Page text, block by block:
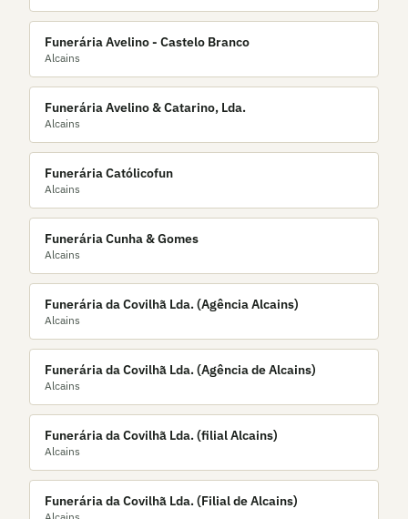
Funerária Avelino - Castelo Branco
Alcains
Funerária Avelino & Catarino, Lda.
Alcains
Funerária Católicofun
Alcains
Funerária Cunha & Gomes
Alcains
Funerária da Covilhã Lda. (Agência Alcains)
Alcains
Funerária da Covilhã Lda. (Agência de Alcains)
Alcains
Funerária da Covilhã Lda. (filial Alcains)
Alcains
Funerária da Covilhã Lda. (Filial de Alcains)